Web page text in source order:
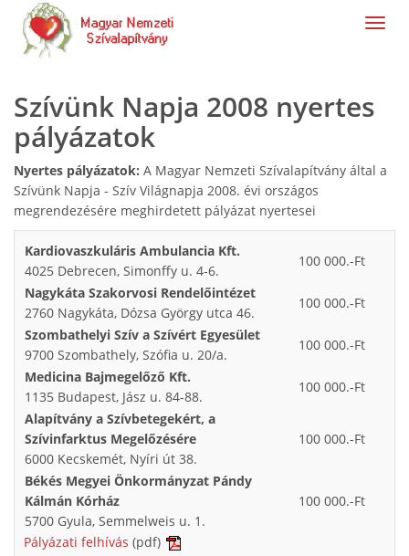
Szívünk Napja 2008 nyertes
pályázatok
Nyertes pályázatok: A Magyar Nemzeti Szívalapítvány által a
Szívünk Napja - Szív Világnapja 2008. évi országos
megrendezésére meghirdetett pályázat nyertesei
Kardiovaszkuláris Ambulancia Kft.
4025 Debrecen, Simonffy u. 4-6.
100 000.-Ft
Nagykáta Szakorvosi Rendelőintézet
2760 Nagykáta, Dózsa György utca 46.
100 000.-Ft
Szombathelyi Szív a Szívért Egyesület
9700 Szombathely, Szófia u. 20/a.
100 000.-Ft
Medicina Bajmegelőző Kft.
1135 Budapest, Jász u. 84-88.
100 000.-Ft
Alapítvány a Szívbetegekért, a
Szívinfarktus Megelőzésére
6000 Kecskemét, Nyíri út 38.
100 000.-Ft
Békés Megyei Önkormányzat Pándy
Kálmán Kórház
5700 Gyula, Semmelweis u. 1.
100 000.-Ft
Pályázati felhívás (pdf)